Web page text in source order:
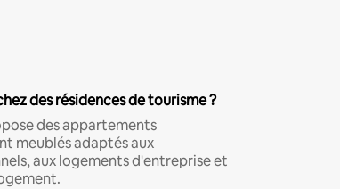
des résidences de tourisme ?
des appartements
meublés adaptés aux
aux logements d'entreprise et